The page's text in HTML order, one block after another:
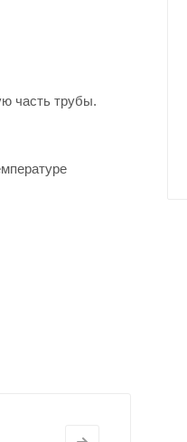
часть трубы.